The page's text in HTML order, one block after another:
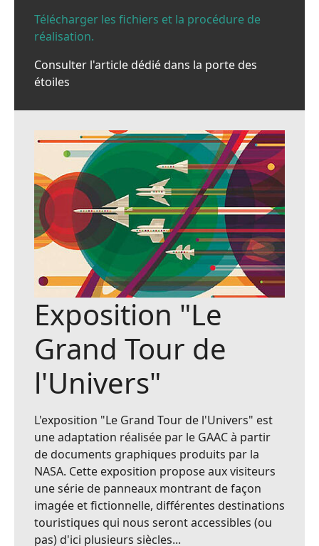
Télécharger les fichiers et la procédure de
réalisation.
Consulter l'article dédié dans la porte des
étoiles
Exposition "Le
Grand Tour de
l'Univers"
L'exposition "Le Grand Tour de l'Univers" est
une adaptation réalisée par le GAAC à partir
de documents graphiques produits par la
NASA. Cette exposition propose aux visiteurs
une série de panneaux montrant de façon
imagée et fictionnelle, différentes destinations
touristiques qui nous seront accessibles (ou
pas) d'ici plusieurs siècles...